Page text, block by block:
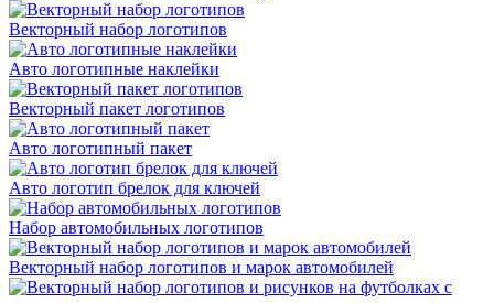
Векторный набор логотипов
Авто логотипные наклейки
Векторный пакет логотипов
Авто логотипный пакет
Авто логотип брелок для ключей
Набор автомобильных логотипов
Векторный набор логотипов и марок автомобилей